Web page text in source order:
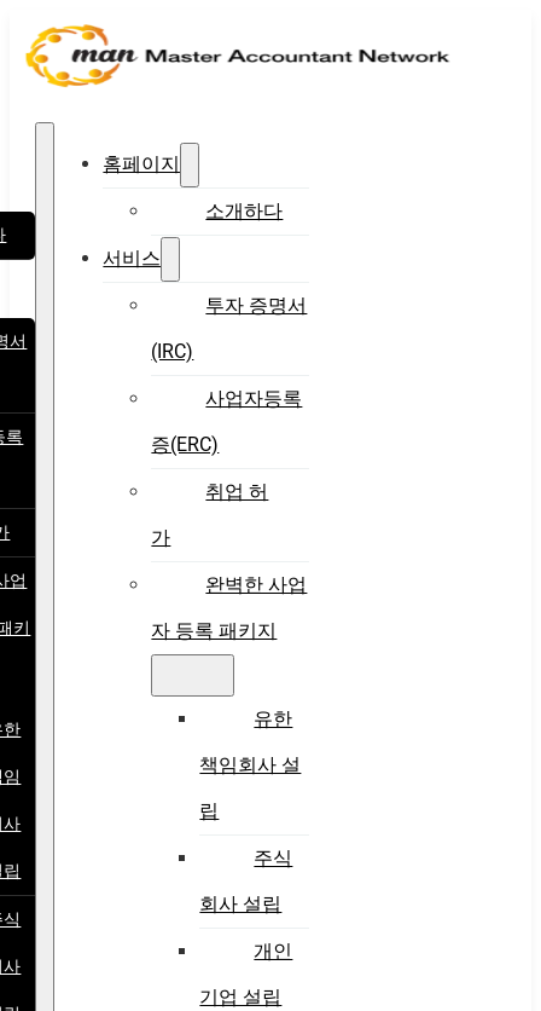
서
록
업
키
한
사
사
홈페이지
소개하다
서비스
투자 증명서
(IRC)
사업자등록
증(ERC)
취업 허
가
완벽한 사업
자 등록 패키지
유한
책임회사 설
립
주식
회사 설립
개인
기업 설립